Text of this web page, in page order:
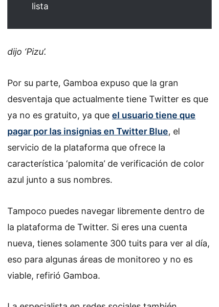
lista
dijo ‘Pizu’.
Por su parte, Gamboa expuso que la gran
desventaja que actualmente tiene Twitter es que
ya no es gratuito, ya que el usuario tiene que
pagar por las insignias en Twitter Blue, el
servicio de la plataforma que ofrece la
característica ‘palomita’ de verificación de color
azul junto a sus nombres.
Tampoco puedes navegar libremente dentro de
la plataforma de Twitter. Si eres una cuenta
nueva, tienes solamente 300 tuits para ver al día,
eso para algunas áreas de monitoreo y no es
viable, refirió Gamboa.